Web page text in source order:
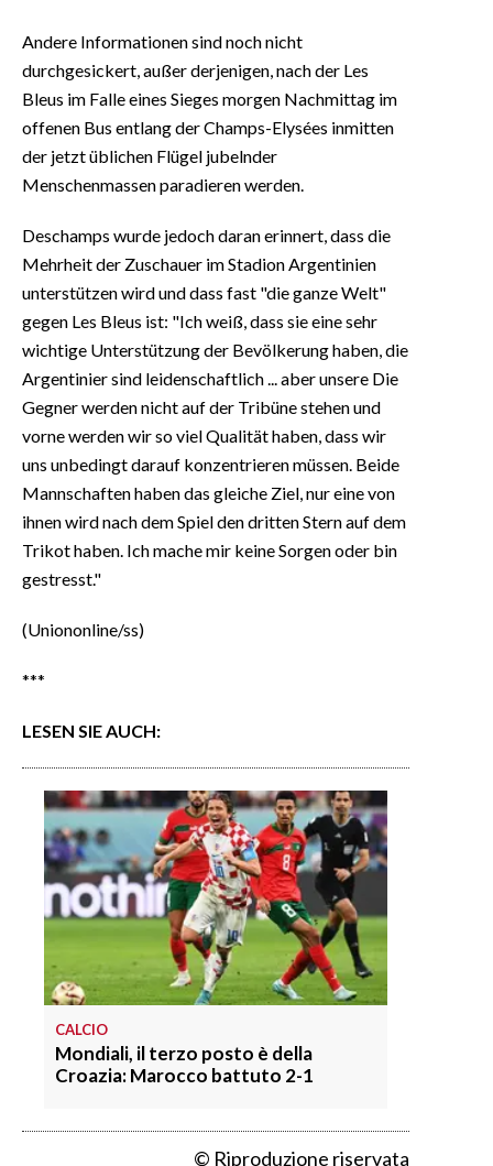
NECROLOGI
PUBBLICITÀ
SPIAGGE
STORE
Andere Informationen sind noch nicht
durchgesickert, außer derjenigen, nach der Les
Bleus im Falle eines Sieges morgen Nachmittag im
offenen Bus entlang der Champs-Elysées inmitten
der jetzt üblichen Flügel jubelnder
Menschenmassen paradieren werden.
Deschamps wurde jedoch daran erinnert, dass die
Mehrheit der Zuschauer im Stadion Argentinien
unterstützen wird und dass fast "die ganze Welt"
gegen Les Bleus ist: "Ich weiß, dass sie eine sehr
wichtige Unterstützung der Bevölkerung haben, die
Argentinier sind leidenschaftlich ... aber unsere Die
Gegner werden nicht auf der Tribüne stehen und
vorne werden wir so viel Qualität haben, dass wir
uns unbedingt darauf konzentrieren müssen. Beide
Mannschaften haben das gleiche Ziel, nur eine von
ihnen wird nach dem Spiel den dritten Stern auf dem
Trikot haben. Ich mache mir keine Sorgen oder bin
gestresst."
(Uniononline/ss)
***
LESEN SIE AUCH:
CALCIO
Mondiali, il terzo posto è della
Croazia: Marocco battuto 2-1
© Riproduzione riservata